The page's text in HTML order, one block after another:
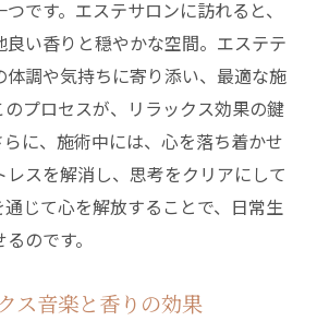
です。エステサロンに訪れると、
良い香りと穏やかな空間。エステテ
体調や気持ちに寄り添い、最適な施
プロセスが、リラックス効果の鍵
らに、施術中には、心を落ち着かせ
レスを解消し、思考をクリアにして
通じて心を解放することで、日常生
のです。
ス音楽と香りの効果